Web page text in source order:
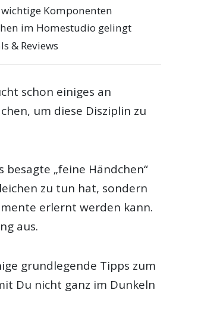
wichtige Komponenten
im Homestudio gelingt
& Reviews
schon einiges an
um diese Disziplin zu
besagte „feine Händchen“
zu tun hat, sondern
erlernt werden kann.
aus.
grundlegende Tipps zum
Du nicht ganz im Dunkeln